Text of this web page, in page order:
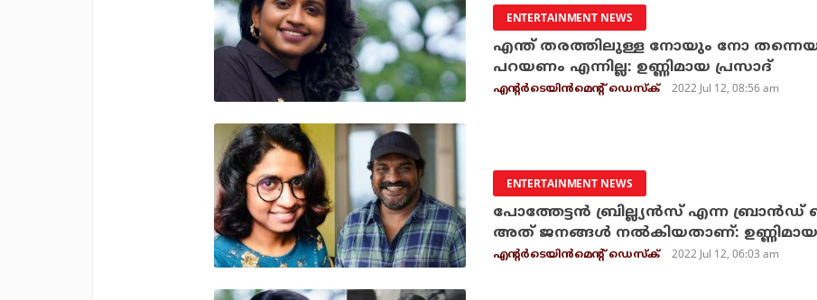
ENTERTAINMENT NEWS
എന്ത് തരത്തിലുള്ള നോയും നോ
പറയണം എന്നില്ല: ഉണ്ണിമായ പ്രസാദ്
എന്റര്‍ടെയിന്‍മെന്റ് ഡെസ്‌ക് 2022 Jul 12, 08:56 am
ENTERTAINMENT NEWS
പോത്തേട്ടൻ ബ്രില്ല്യൻസ് എന്ന ബ്രാൻഡ്
അത് ജനങ്ങൾ നൽകിയതാണ്: ഉണ്ണിമായ
എന്റര്‍ടെയിന്‍മെന്റ് ഡെസ്‌ക് 2022 Jul 12, 06:03 am